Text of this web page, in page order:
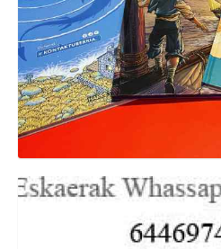
Komiki
Denda barrutik,